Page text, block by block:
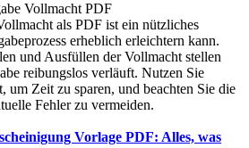
Vollmacht PDF
als PDF ist ein nützliches
erheblich erleichtern kann.
und Ausfüllen der Vollmacht stellen
reibungslos verläuft. Nutzen Sie
um Zeit zu sparen, und beachten Sie die
Fehler zu vermeiden.
Vorlage PDF: Alles, was